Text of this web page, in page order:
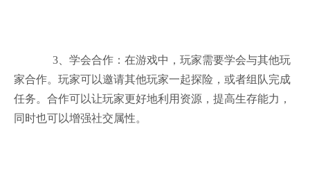
3、学会合作：在游戏中，玩家需要学会与其他玩
家合作。玩家可以邀请其他玩家一起探险，或者组队完成
任务。合作可以让玩家更好地利用资源，提高生存能力，
同时也可以增强社交属性。